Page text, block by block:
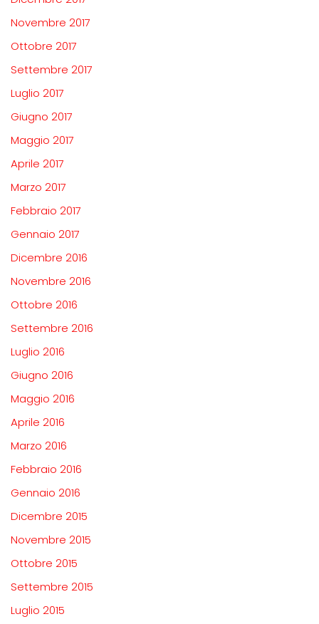
Novembre 2017
Ottobre 2017
Settembre 2017
Luglio 2017
Giugno 2017
Maggio 2017
Aprile 2017
Marzo 2017
Febbraio 2017
Gennaio 2017
Dicembre 2016
Novembre 2016
Ottobre 2016
Settembre 2016
Luglio 2016
Giugno 2016
Maggio 2016
Aprile 2016
Marzo 2016
Febbraio 2016
Gennaio 2016
Dicembre 2015
Novembre 2015
Ottobre 2015
Settembre 2015
Luglio 2015